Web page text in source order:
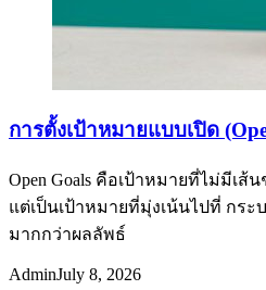
การตั้งเป้าหมายแบบเปิด
Open Goals คือเป้าหมายที่ไม่มีเ
แต่เป็นเป้าหมายที่มุ่งเน้นไปที่ กร
มากกว่าผลลัพธ์
AdminJuly 8, 2026